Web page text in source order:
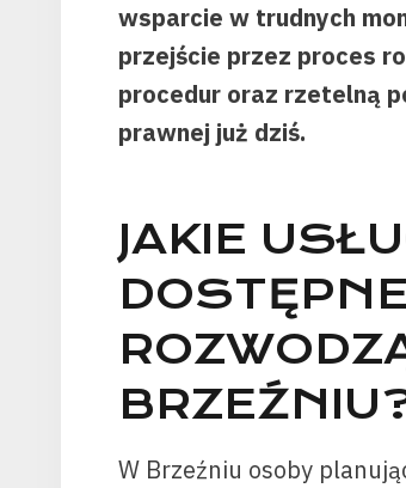
wsparcie w trudnych
przejście przez proces
procedur oraz rzetelną
prawnej już dziś.
JAKIE
W Brzeźniu osoby